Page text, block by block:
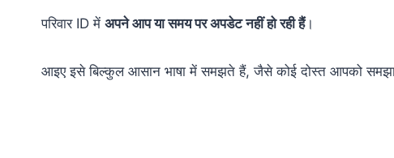
परिवार ID में अपने आप या समय पर अपडेट नहीं हो रही हैं।
आइए इसे बिल्कुल आसान भाषा में समझते हैं, जैसे कोई दोस्त आपको समझा